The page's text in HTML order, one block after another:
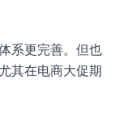
系更完善。但也
其在电商大促期